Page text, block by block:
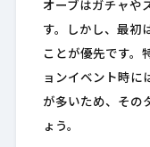
オーブはガチャや
す。しかし、最初
ことが優先です。
ョンイベント時に
が多いため、その
ょう。